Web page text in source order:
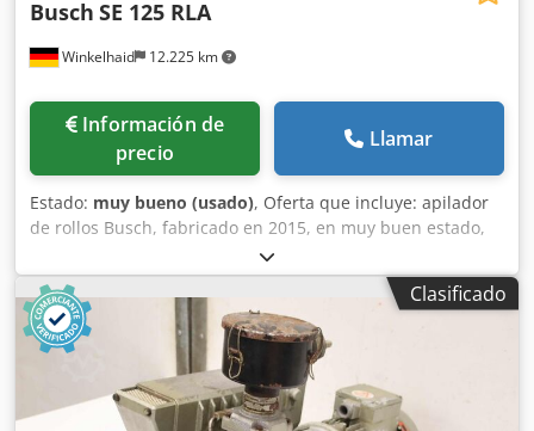
Winkelhaid 12.225 km
Busch SE 125 RLA
Información de
precio
Llamar
Estado: muy bueno (usado), Oferta que incluye: apilador
de rollos Busch, fabricado en 2015, en muy buen estado,
disponible de inmediato. Dcsdezkwtyjpfx Agqjk
Clasificado